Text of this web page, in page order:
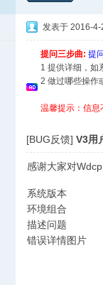
发表于 2016-4-
提问三步曲: 提
1 提供详细，如
2 做过哪些操作
温馨提示：信息
[BUG反馈] V3用
感谢大家对
系统版本
环境组合
描述问题
错误详情图片